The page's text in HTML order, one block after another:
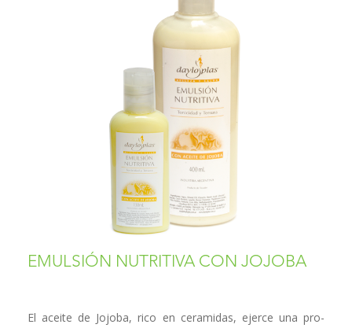
EMULSIÓN NUTRITIVA CON JOJOBA
El aceite de Jojoba, rico en ceramidas, ejerce una pro­